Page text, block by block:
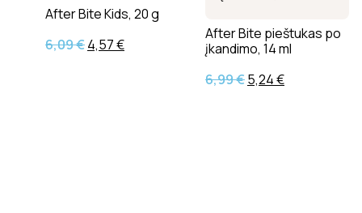
After Bite Kids, 20 g
6,09€4,57€
After Bite pieštukas po
įkandimo, 14 ml
6,99€5,24€